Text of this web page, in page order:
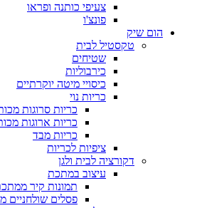
צעיפי כותנה ופראו
פונצ'ו
הום שיק
טקסטיל לבית
שטיחים
כירבוליות
כיסויי מיטה יוקרתיים
כריות נוי
כריות סרוגות
כריות ארוגות
כריות מבד
ציפיות לכריות
דקורציה לבית ולגן
עיצוב במתכת
תמונות קיר
פסלים שולחניים